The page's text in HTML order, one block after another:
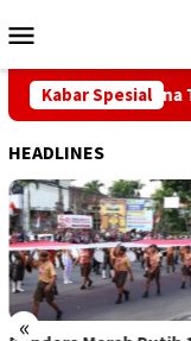
ke
Mobile
Kabar Spesial
Tumpek Krulut,
HEADLINES
«